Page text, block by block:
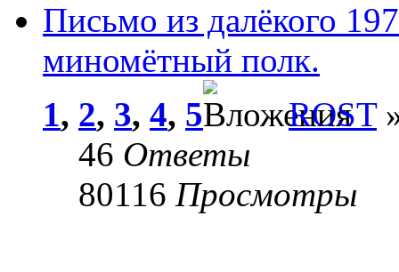
Письмо из далёкого
миномётный полк.
1, 2, 3, 4, 5 ROST
46 Ответы
80116 Просмотры